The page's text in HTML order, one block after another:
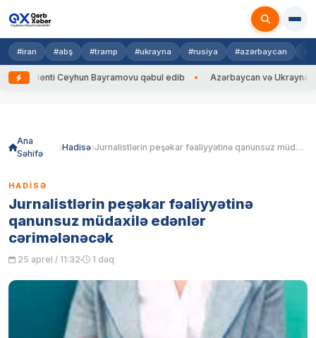
#iran #abş #tramp #ukrayna #rusiya #azərbaycan
Ceyhun Bayramovu qəbul edib Azərbaycan və Ukrayna XİN
Ana
Səhifə
Hadisə Jurnalistlərin peşəkar fəaliyyətinə qanunsuz müdaxilə edənlər cərimələnəcək
HADISƏ
Jurnalistlərin peşəkar fəaliyyətinə
qanunsuz müdaxilə edənlər
cərimələnəcək
25 aprel / 11:32 1 dəq